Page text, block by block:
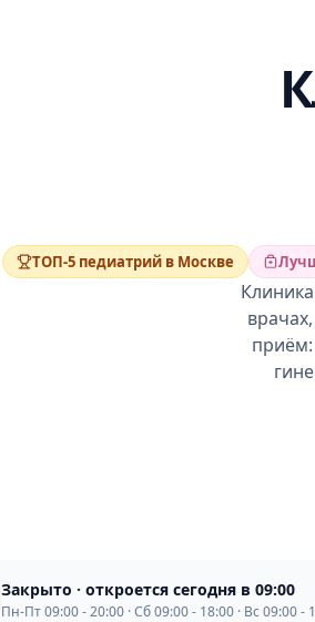
ТОП-5 педиатрий в Москве
Закрыто · откроется сегодня в 09:00
Пн-Пт 09:00 - 20:00 · Сб 09:00 - 18:00 · Вс 09:00 -